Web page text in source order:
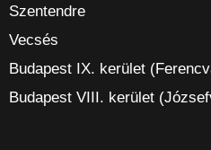
Szentendre
Vecsés
Budapest IX. kerület
Budapest VIII. kerület